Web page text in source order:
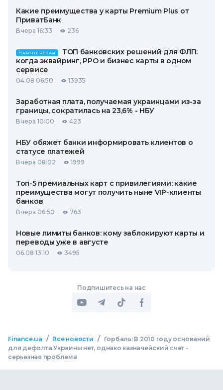
Какие преимущества у карты Premium Plus от
ПриватБанк
Вчера 16:33 236
ПАРТНЕРСКАЯ
ТОП банковских решений для ФЛП:
когда эквайринг, РРО и бизнес карты в одном
сервисе
04.08 06:50 13935
Заработная плата, получаемая украинцами из-за
границы, сократилась на 23,6% - НБУ
Вчера 10:00 423
НБУ обяжет банки информировать клиентов о
статусе платежей
Вчера 08:02 1999
Топ-5 премиальных карт с привилегиями: какие
преимущества могут получить ныне VIP-клиенты
банков
Вчера 06:50 763
Новые лимиты банков: кому заблокируют карты и
переводы уже в августе
06.08 13:10 3495
Подпишитесь на нас
Finance.ua / Все новости /
Горбаль: В 2010 году оснований
для дефолта Украины нет, однако казначейский счет -
серьезная проблема